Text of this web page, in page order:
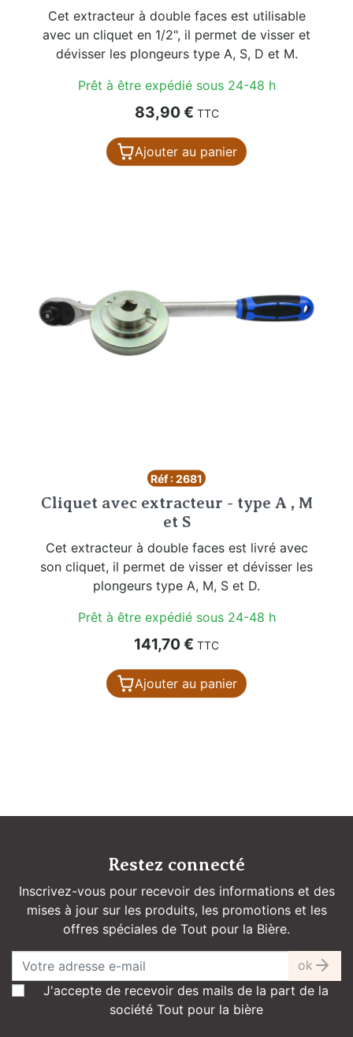
Cet extracteur à double faces est utilisable
avec un cliquet en 1/2", il permet de visser et
dévisser les plongeurs type A, S, D et M.
Prêt à être expédié sous 24-48 h
Prix
83,90 € TTC
Ajouter au panier
Réf : 2681
Cliquet avec extracteur - type A , M
et S
Cet extracteur à double faces est livré avec
son cliquet, il permet de visser et dévisser les
plongeurs type A, M, S et D.
Prêt à être expédié sous 24-48 h
Prix
141,70 € TTC
Ajouter au panier
Restez connecté
Inscrivez-vous pour recevoir des informations et des
mises à jour sur les produits, les promotions et les
offres spéciales de Tout pour la Bière.
ok
J'accepte de recevoir des mails de la part de la
société Tout pour la bière